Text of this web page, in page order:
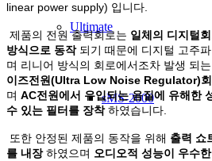
Ultimate
sMS-2000
linear power supply) 입니다.
제품의 전원 출력회로는 일체의 디지털
방식으로 동작되기 때문에 디지털 고주
며 리니어 방식의 회로에서조차 발생 되
이즈전원(Ultra Low Noise Regulator)
며 AC전원에서 유입되는 음질에 유해한
수 있는 필터를 장착하였습니다.
또한 안정된 제품의 동작을 위해 출력 쇼
를 내장하였으며 오디오적 성능이 우수